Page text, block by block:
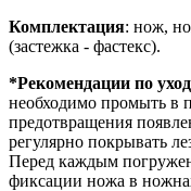
Комплектация: нож,
(застежка - фастекс).
*Рекомендации по
необходимо промыть в
предотвращения
регулярно покрывать
Перед каждым
фиксации ножа в